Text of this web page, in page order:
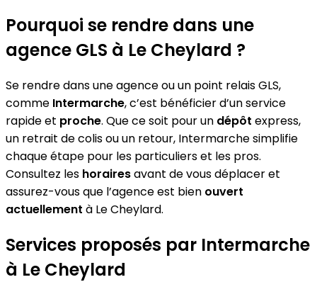
Pourquoi se rendre dans une
agence GLS à Le Cheylard ?
Se rendre dans une agence ou un point relais GLS,
comme Intermarche, c’est bénéficier d’un service
rapide et proche. Que ce soit pour un dépôt express,
un retrait de colis ou un retour, Intermarche simplifie
chaque étape pour les particuliers et les pros.
Consultez les horairesavant de vous déplacer et
assurez-vous que l’agence est bien ouvert
actuellement à Le Cheylard.
Services proposés par Intermarche
à Le Cheylard